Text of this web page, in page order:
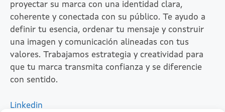
proyectar su marca con una identidad clara,
coherente y conectada con su público. Te ayudo a
definir tu esencia, ordenar tu mensaje y construir
una imagen y comunicación alineadas con tus
valores. Trabajamos estrategia y creatividad para
que tu marca transmita confianza y se diferencie
con sentido.
Linkedin